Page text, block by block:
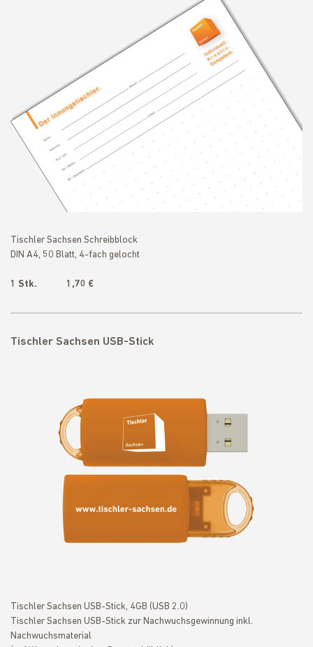
Tischler Sachsen Schreibblock
DIN A4, 50 Blatt, 4-fach gelocht
1 Stk. 1,70 €
Tischler Sachsen USB-Stick
Tischler Sachsen USB-Stick, 4GB (USB 2.0)
Tischler Sachsen USB-Stick zur Nachwuchsgewinnung inkl.
Nachwuchsmaterial